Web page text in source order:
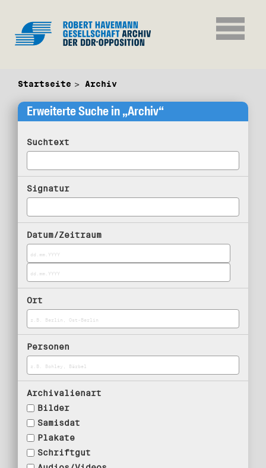
Startseite Archiv
Erweiterte Suche in „Archiv“
Suchtext
Signatur
Datum/Zeitraum
Ort
Personen
Archivalienart
Bilder
Samisdat
Plakate
Schriftgut